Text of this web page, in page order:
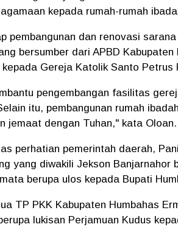
kepada rumah-rumah
pembangunan dan renovasi
bersumber dari APBD Kabupaten
Gereja Katolik Santo Petrus
pengembangan fasilitas
itu, pembangunan rumah
jemaat dengan Tuhan," kata Oloan.
perhatian pemerintah daerah,
yang diwakili Jekson Banjarnahor
berupa ulos kepada Bupati
TP PKK Kabupaten Humbahas
lukisan Perjamuan Kudus